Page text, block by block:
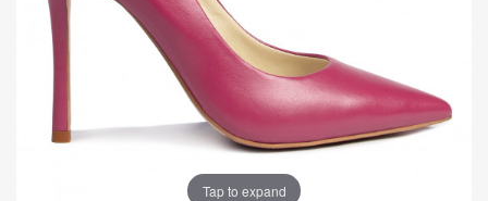
Tap to expand